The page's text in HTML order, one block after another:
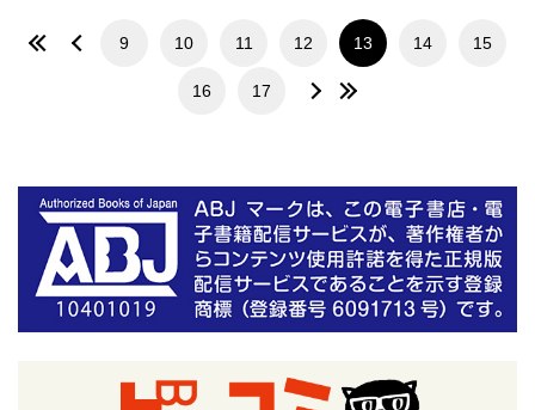
9 10 11 12 13 14 15
16 17